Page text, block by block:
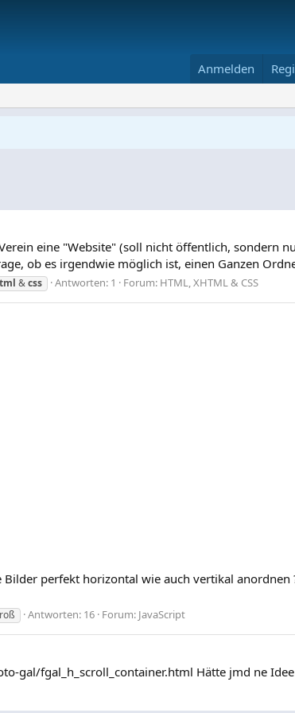
Anmelden
eine "Website" (soll nicht öffentlich, sondern
ob es irgendwie möglich ist, einen Ganzen
&css Antworten: 1 Forum: HTML, XHTML & CSS
perfekt horizontal wie auch vertikal anordnen
Antworten: 16 Forum: JavaScript
gal/fgal_h_scroll_container.html Hätte jmd ne